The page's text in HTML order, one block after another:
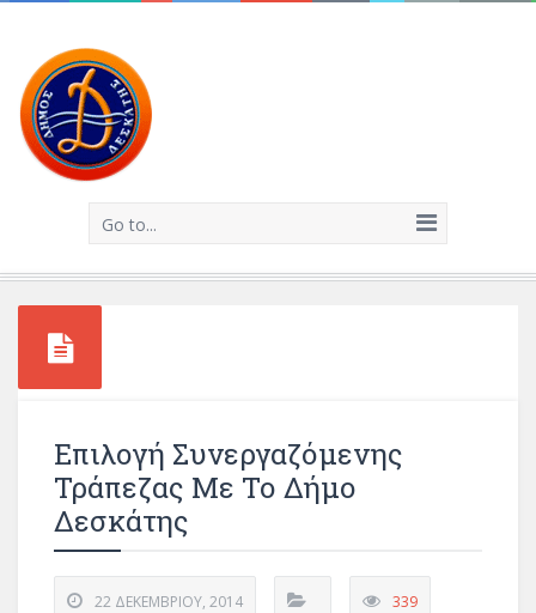
Go to...
Επιλογή Συνεργαζόμενης
Τράπεζας Με Το Δήμο
Δεσκάτης
22 ΔΕΚΕΜΒΡΊΟΥ, 2014 339